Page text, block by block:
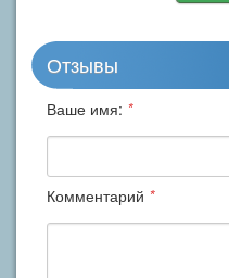
Отзывы
Ваше имя: *
Комментарий *